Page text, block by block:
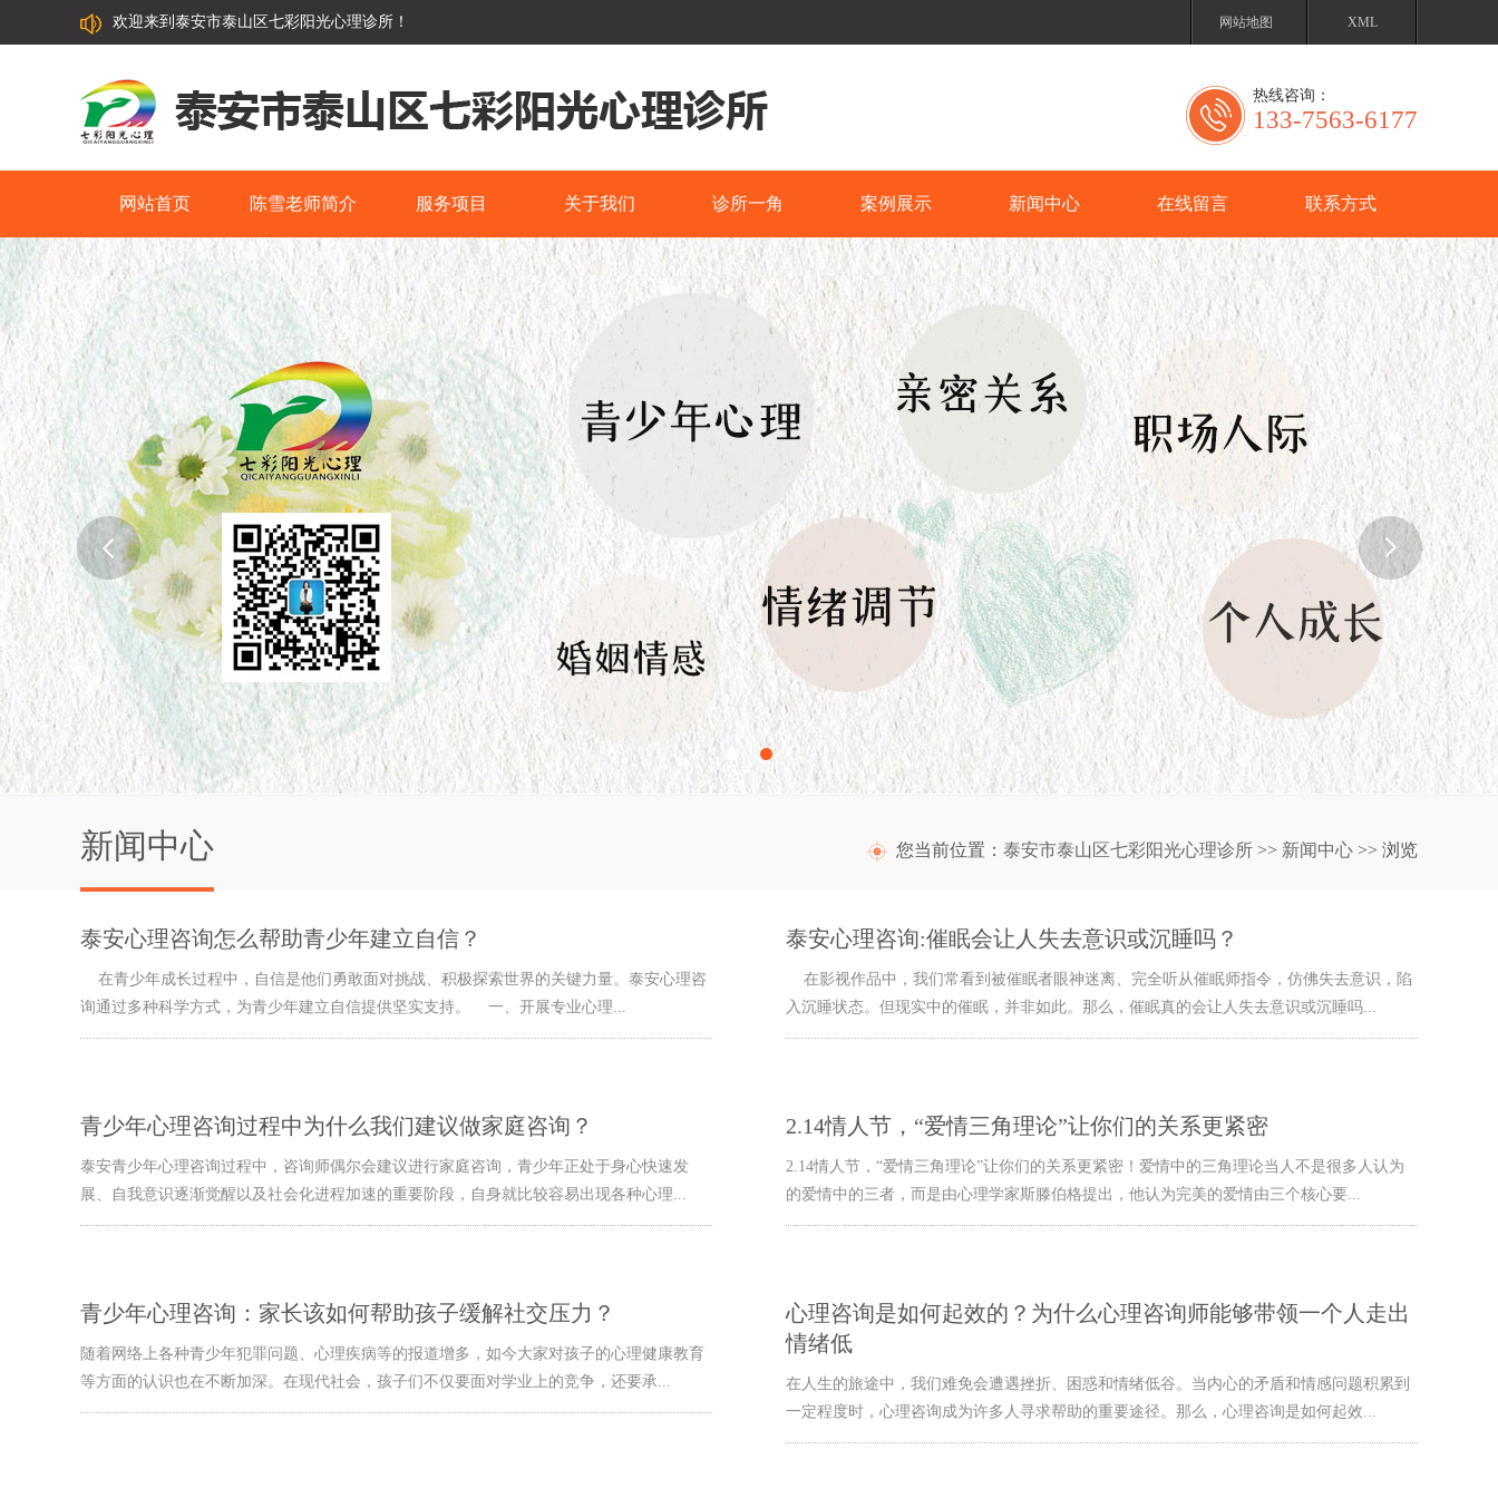
欢迎来到泰安市泰山区七彩阳光心理诊所！ 网站地图 XML
热线咨询：
133-7563-6177
网站首页 陈雪老师简介 服务项目 关于我们 诊所一角 案例展示 新闻中心 在线留言 联系方式
新闻中心 您当前位置： 泰安市泰山区七彩阳光心理诊所 >> 新闻中心 >> 浏览
泰安心理咨询怎么帮助青少年建立自信？
在青少年成长过程中，自信是他们勇敢面对挑战、积极探索世界的关键力量。泰安心理咨
询通过多种科学方式，为青少年建立自信提供坚实支持。 一、开展专业心理...
泰安心理咨询:催眠会让人失去意识或沉睡吗？
在影视作品中，我们常看到被催眠者眼神迷离、完全听从催眠师指令，仿佛失去意识，陷
入沉睡状态。但现实中的催眠，并非如此。那么，催眠真的会让人失去意识或沉睡吗...
青少年心理咨询过程中为什么我们建议做家庭咨询？
泰安青少年心理咨询过程中，咨询师偶尔会建议进行家庭咨询，青少年正处于身心快速发
展、自我意识逐渐觉醒以及社会化进程加速的重要阶段，自身就比较容易出现各种心理...
2.14情人节，“爱情三角理论”让你们的关系更紧密
2.14情人节，“爱情三角理论”让你们的关系更紧密！爱情中的三角理论当人不是很多人认为
的爱情中的三者，而是由心理学家斯滕伯格提出，他认为完美的爱情由三个核心要...
青少年心理咨询：家长该如何帮助孩子缓解社交压力？
随着网络上各种青少年犯罪问题、心理疾病等的报道增多，如今大家对孩子的心理健康教育
等方面的认识也在不断加深。在现代社会，孩子们不仅要面对学业上的竞争，还要承...
心理咨询是如何起效的？为什么心理咨询师能够带领一个人走出
情绪低
在人生的旅途中，我们难免会遭遇挫折、困惑和情绪低谷。当内心的矛盾和情感问题积累到
一定程度时，心理咨询成为许多人寻求帮助的重要途径。那么，心理咨询是如何起效...